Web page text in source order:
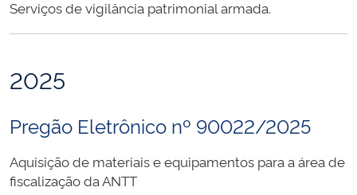
Serviços de vigilância patrimonial armada.
2025
Pregão Eletrônico nº 90022/2025
Aquisição de materiais e equipamentos para a área de
fiscalização da ANTT